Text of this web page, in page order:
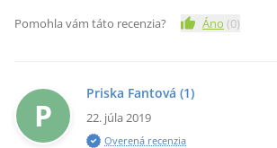
Pomohla vám táto recenzia?
Áno (0)
P
Priska Fantová (1)
22. júla 2019
Overená recenzia